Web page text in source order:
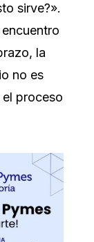
sirve?».
la
no es
proceso